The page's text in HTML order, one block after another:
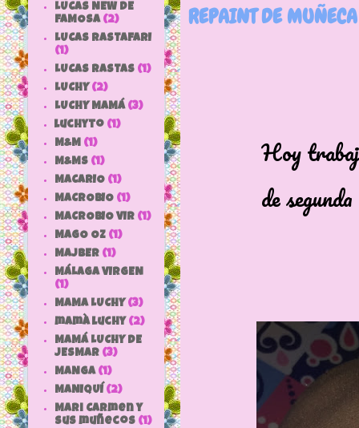
REPAINT DE
Hoy
de segunda
LUCAS NEW DE
FAMOSA (2)
LUCAS RASTAFARI
(1)
LUCAS RASTAS (1)
LUCHY (2)
LUCHY MAMÁ (3)
luchyto (1)
M&M (1)
M&MS (1)
MACARIO (1)
MACROBIO (1)
MACROBIO VIR (1)
MAGO OZ (1)
MAJBER (1)
MÁLAGA VIRGEN
(1)
MAMA LUCHY (3)
mamà luchy (2)
MAMÁ LUCHY DE
JESMAR (3)
MANGA (1)
MANIQUÍ (2)
Mari Carmen y
sus muñecos (1)